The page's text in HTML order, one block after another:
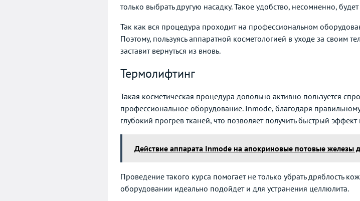
только выбрать другую насадку. Такое удобство, несомненно,
Так как вся процедура проходит на профессиональном
Поэтому, пользуясь аппаратной косметологией в уходе за своим
заставит вернуться из вновь.
Термолифтинг
Такая косметическая процедура довольно активно пользуется
профессиональное оборудование. Inmode, благодаря
глубокий прогрев тканей, что позволяет получить быстрый
Действие аппарата Inmode на апокриновые потовые железы
Проведение такого курса помогает не только убрать дряблость
оборудовании идеально подойдет и для устранения целлюлита.